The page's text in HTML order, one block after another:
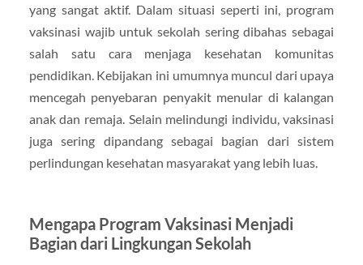
yang sangat aktif. Dalam situasi seperti ini, program
vaksinasi wajib untuk sekolah sering dibahas sebagai
salah satu cara menjaga kesehatan komunitas
pendidikan. Kebijakan ini umumnya muncul dari upaya
mencegah penyebaran penyakit menular di kalangan
anak dan remaja. Selain melindungi individu, vaksinasi
juga sering dipandang sebagai bagian dari sistem
perlindungan kesehatan masyarakat yang lebih luas.
Mengapa Program Vaksinasi Menjadi
Bagian dari Lingkungan Sekolah